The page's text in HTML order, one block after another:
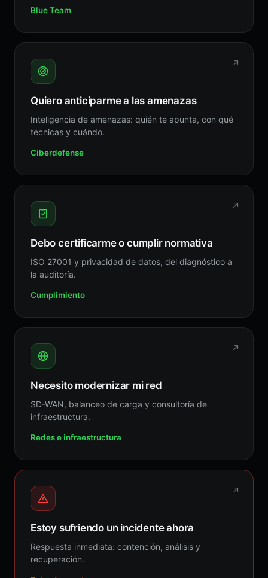
Blue Team
↗
Quiero anticiparme a las amenazas
Inteligencia de amenazas: quién te apunta, con qué
técnicas y cuándo.
Ciberdefense
↗
Debo certificarme o cumplir normativa
ISO 27001 y privacidad de datos, del diagnóstico a
la auditoría.
Cumplimiento
↗
Necesito modernizar mi red
SD-WAN, balanceo de carga y consultoría de
infraestructura.
Redes e infraestructura
↗
Estoy sufriendo un incidente ahora
Respuesta inmediata: contención, análisis y
recuperación.